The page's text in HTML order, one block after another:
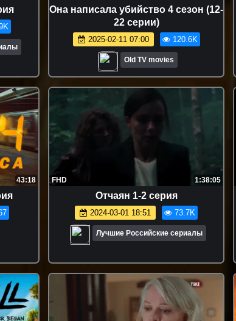
Она написала убийство 4 сезон (12-
22 серии)
2025-02-11 07:00 120.6K
Old TV movies
43:18 FHD 1:38:05
Oтчaян 1-2 серия
2024-03-01 18:51 73.7K
Лучшие Российские сериалы